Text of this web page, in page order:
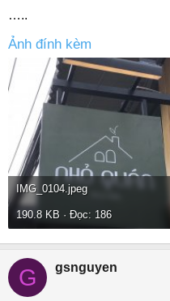
…..
Ảnh đính kèm
IMG_0104.jpeg
190.8 KB · Đọc: 186
G gsnguyen